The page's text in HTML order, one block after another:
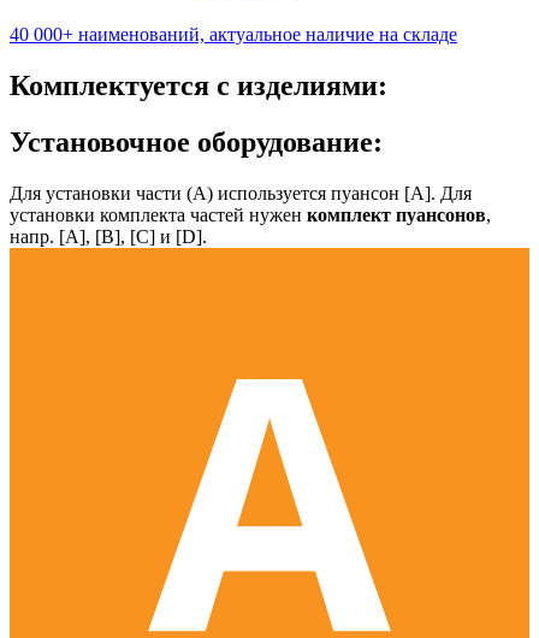
40 000+ наименований, актуальное наличие на складе
Комплектуется с изделиями:
Установочное оборудование:
Для установки части (А) используется пуансон [А]. Для
установки комплекта частей нужен комплект пуансонов,
напр. [А], [B], [С] и [D].